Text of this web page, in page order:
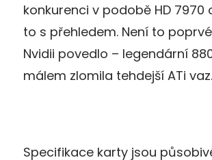
konkurenci v podobě HD 7970
to s přehledem. Není to
Nvidii povedlo – legendární
málem zlomila tehdejší ATi vaz.
Specifikace karty jsou